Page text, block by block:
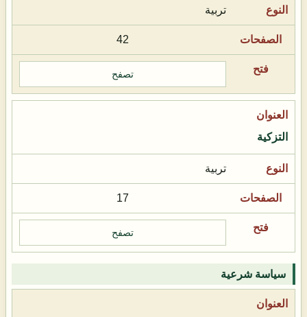
تربية
42
تصفح
التزكية
تربية
17
تصفح
سياسة شرعية